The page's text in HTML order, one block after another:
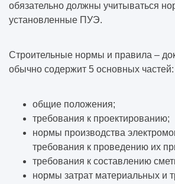
обязательно должны учитываться
установленные ПУЭ.
Строительные нормы и правила –
обычно содержит 5 основных частей:
общие положения;
требования к проектированию;
нормы производства
требования к проведению их
требования к составлению
нормы затрат материальных и